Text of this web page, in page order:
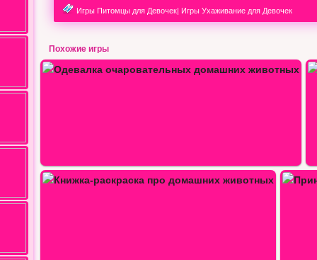
Игры Питомцы для Девочек| Игры Ухаживание для Девочек
Похожие игры
Тест: Кто ты из мультфильма…
Принцесса Эльза очень добрая и…